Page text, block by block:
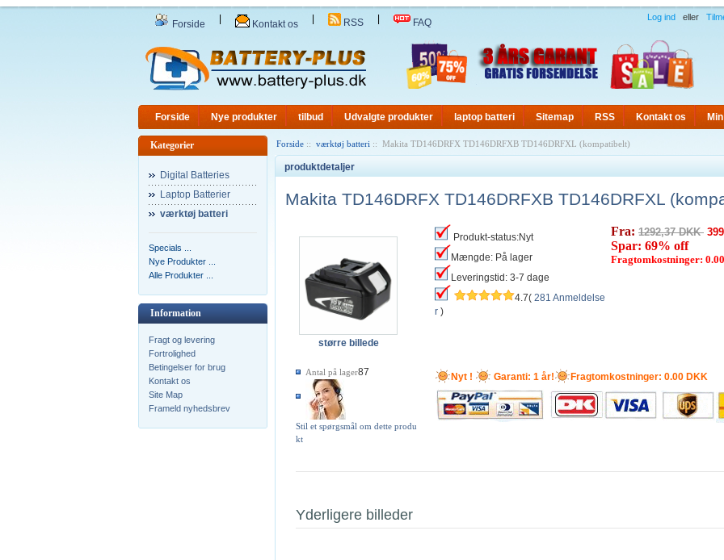
Forside Kontakt os RSS FAQ Log ind eller
Forside Nye produkter tilbud Udvalgte produkter laptop batteri Sitemap RSS Kontakt os
Kategorier
Digital Batteries
Laptop Batterier
værktøj batteri
Specials ...
Nye Produkter ...
Alle Produkter ...
Information
Fragt og levering
Fortrolighed
Betingelser for brug
Kontakt os
Site Map
Frameld nyhedsbrev
Forside :: værktøj batteri :: Makita TD146DRFX TD146DRFXB TD146DRFXL (kompatibelt)
produktdetaljer
Makita TD146DRFX TD146DRFXB TD146DRFXL
større billede
Antal på lager87
Stil et spørgsmål om dette produ
kt
Produkt-status:Nyt
Mængde: På lager
Leveringstid: 3-7 dage
4.7( 281 Anmeldelse
r )
Fra: 1292,37 DKK
Spar: 69% off
Fragtomkostninger:
Nyt ! Garanti: 1 år! Fragtomkostninger: 0.00 DKK
Yderligere billeder